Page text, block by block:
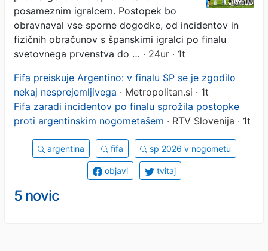
posameznim igralcem. Postopek bo
obravnaval vse sporne dogodke, od incidentov in
fizičnih obračunov s španskimi igralci po finalu
svetovnega prvenstva do … · 24ur · 1t
Fifa preiskuje Argentino: v finalu SP se je zgodilo
nekaj nesprejemljivega · Metropolitan.si · 1t
Fifa zaradi incidentov po finalu sprožila postopke
proti argentinskim nogometašem · RTV Slovenija · 1t
argentina fifa sp 2026 v nogometu
objavi tvitaj
5 novic